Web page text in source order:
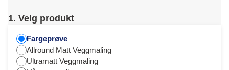
1. Velg produkt
Fargeprøve
Allround Matt Veggmaling
Ultramatt Veggmaling